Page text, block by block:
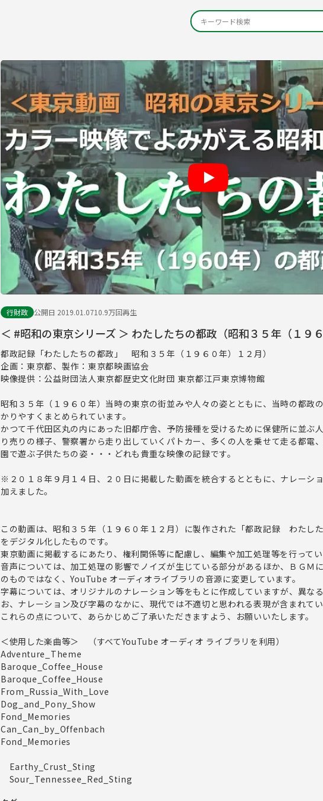
Play
行財政 公開日 2019.01.0710.9万回再生
＜ #昭和の東京シリーズ ＞ わたしたちの都政（昭和３５年（１９
都政記録「わたしたちの都政」 昭和３５年（１９６０年）１２月）
企画：東京都、製作：東京都映画協会
映像提供：公益財団法人東京都歴史文化財団 東京都江戸東京博物館
昭和３５年（１９６０年）当時の東京の街並みや人々の姿とともに、当時の都政
かりやすくまとめられています。
かつて千代田区丸の内にあった旧都庁舎、予防接種を受けるために保健所に並ぶ
り売りの様子、警察署から走り出していくパトカー、多くの人を乗せて走る都電
園で遊ぶ子供たちの姿・・・どれも貴重な映像の記録です。
※２０１８年９月１４日、２０日に掲載した動画を統合するとともに、ナレーシ
加えました。
この動画は、昭和３５年（１９６０年１２月）に製作された「都政記録 わたし
をデジタル化したものです。
東京動画に掲載するにあたり、権利関係等に配慮し、編集や加工処理等を行ってい
音声については、加工処理の影響でノイズが生じている部分があるほか、ＢＧＭ
のものではなく、YouTube オーディオライブラリの音源に変更しています。
字幕については、オリジナルのナレーション等をもとに作成していますが、異な
お、ナレーション及び字幕のなかに、現代では不適切と思われる表現が含まれてい
これらの点について、あらかじめご了承いただきますよう、お願いいたします。
＜使用した楽曲等＞ （すべてYouTube オーディオ ライブラリを利用）
Adventure_Theme
Baroque_Coffee_House
Baroque_Coffee_House
From_Russia_With_Love
Dog_and_Pony_Show
Fond_Memories
Can_Can_by_Offenbach
Fond_Memories
Earthy_Crust_Sting
Sour_Tennessee_Red_Sting